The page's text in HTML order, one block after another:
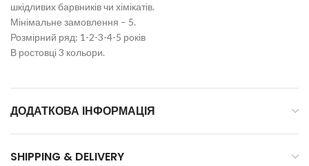
шкідливих барвників чи хімікатів.
Мінімальне замовлення – 5.
Розмірний ряд: 1-2-3-4-5 років
В ростовці 3 кольори.
ДОДАТКОВА ІНФОРМАЦІЯ
SHIPPING & DELIVERY